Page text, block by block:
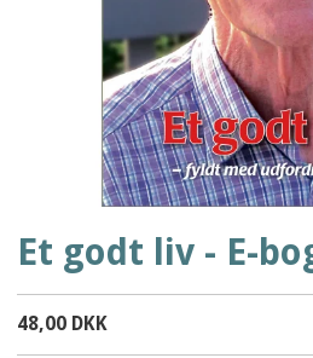
Et godt liv - E-
48,00 DKK